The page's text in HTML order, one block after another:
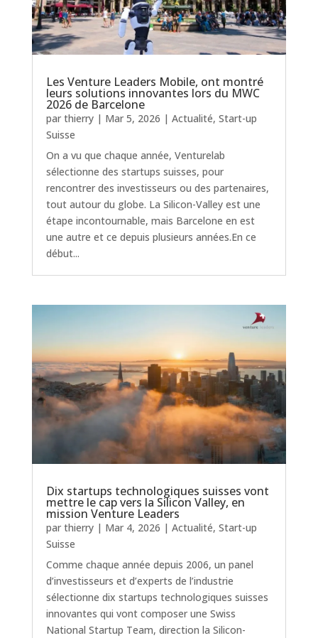
Les Venture Leaders Mobile, ont montré
leurs solutions innovantes lors du MWC
2026 de Barcelone
par thierry| Mar 5, 2026 | Actualité, Start-up
Suisse
On a vu que chaque année, Venturelab
sélectionne des startups suisses, pour
rencontrer des investisseurs ou des partenaires,
tout autour du globe. La Silicon-Valley est une
étape incontournable, mais Barcelone en est
une autre et ce depuis plusieurs années.En ce
début...
Dix startups technologiques suisses vont
mettre le cap vers la Silicon Valley, en
mission Venture Leaders
par thierry| Mar 4, 2026 | Actualité, Start-up
Suisse
Comme chaque année depuis 2006, un panel
d’investisseurs et d’experts de l’industrie
sélectionne dix startups technologiques suisses
innovantes qui vont composer une Swiss
National Startup Team, direction la Silicon-